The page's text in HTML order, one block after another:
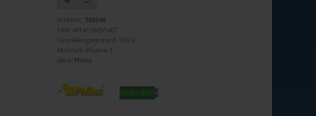
Artikelnr: 785540
EAN: 4014156055407
Verpakkingseenheid: 12/24
Minimum afname: 1
Merk: Philos